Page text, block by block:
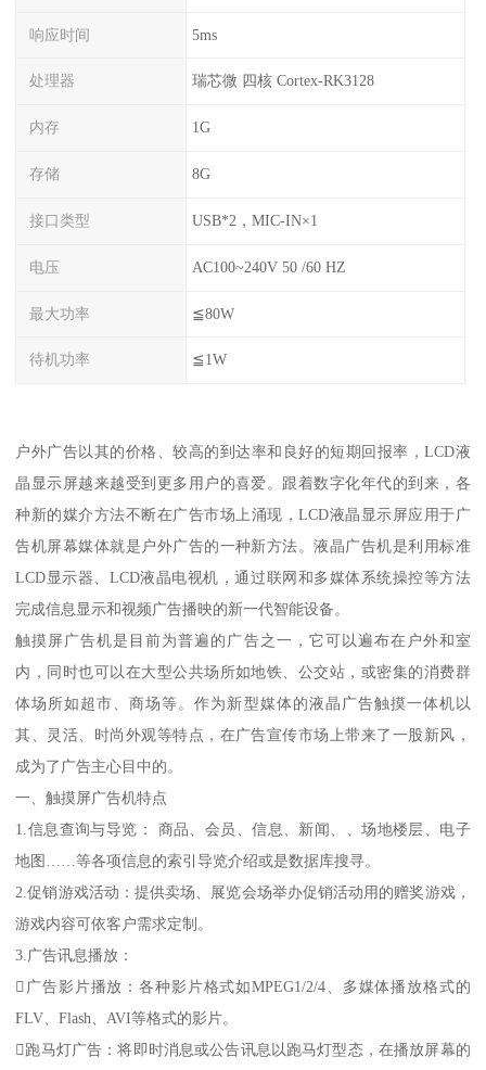
响应时间 5ms
处理器 瑞芯微 四核 Cortex-RK3128
内存 1G
存储 8G
接口类型 USB*2，MIC-IN×1
电压 AC100~240V 50 /60 HZ
最大功率 ≦80W
待机功率 ≦1W
户外广告以其的价格、较高的到达率和良好的短期回报率，LCD液
晶显示屏越来越受到更多用户的喜爱。跟着数字化年代的到来，各
种新的媒介方法不断在广告市场上涌现，LCD液晶显示屏应用于广
告机屏幕媒体就是户外广告的一种新方法。液晶广告机是利用标准
LCD显示器、LCD液晶电视机，通过联网和多媒体系统操控等方法
完成信息显示和视频广告播映的新一代智能设备。
触摸屏广告机是目前为普遍的广告之一，它可以遍布在户外和室
内，同时也可以在大型公共场所如地铁、公交站，或密集的消费群
体场所如超市、商场等。作为新型媒体的液晶广告触摸一体机以
其、灵活、时尚外观等特点，在广告宣传市场上带来了一股新风，
成为了广告主心目中的。
一、触摸屏广告机特点
1.信息查询与导览： 商品、会员、信息、新闻、、场地楼层、电子
地图……等各项信息的索引导览介绍或是数据库搜寻。
2.促销游戏活动：提供卖场、展览会场举办促销活动用的赠奖游戏，
游戏内容可依客户需求定制。
3.广告讯息播放：
广告影片播放：各种影片格式如MPEG1/2/4、多媒体播放格式的
FLV、Flash、AVI等格式的影片。
跑马灯广告：将即时消息或公告讯息以跑马灯型态，在播放屏幕的